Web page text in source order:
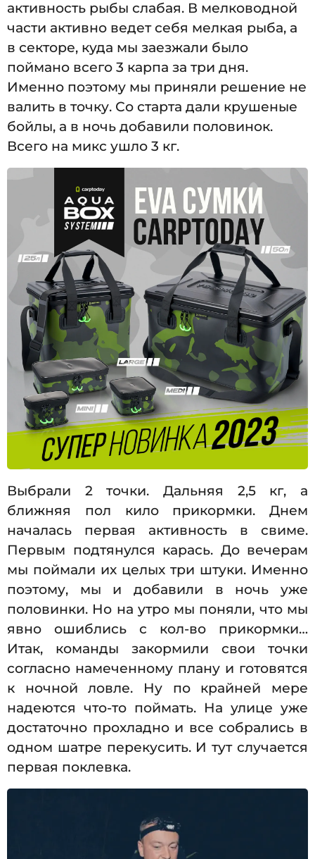
активность рыбы слабая. В мелководной
части активно ведет себя мелкая рыба, а
в секторе, куда мы заезжали было
поймано всего 3 карпа за три дня.
Именно поэтому мы приняли решение не
валить в точку. Со старта дали крушеные
бойлы, а в ночь добавили половинок.
Всего на микс ушло 3 кг.
Выбрали 2 точки. Дальняя 2,5 кг, а
ближняя пол кило прикормки. Днем
началась первая активность в свиме.
Первым подтянулся карась. До вечерам
мы поймали их целых три штуки. Именно
поэтому, мы и добавили в ночь уже
половинки. Но на утро мы поняли, что мы
явно ошиблись с кол-во прикормки…
Итак, команды закормили свои точки
согласно намеченному плану и готовятся
к ночной ловле. Ну по крайней мере
надеются что-то поймать. На улице уже
достаточно прохладно и все собрались в
одном шатре перекусить. И тут случается
первая поклевка.